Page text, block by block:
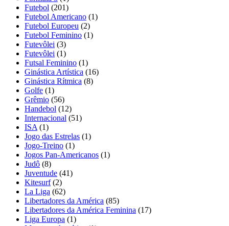
Futebol (201)
Futebol Americano (1)
Futebol Europeu (2)
Futebol Feminino (1)
Futevôlei (3)
Futevôlei (1)
Futsal Feminino (1)
Ginástica Artística (16)
Ginástica Rítmica (8)
Golfe (1)
Grêmio (56)
Handebol (12)
Internacional (51)
ISA (1)
Jogo das Estrelas (1)
Jogo-Treino (1)
Jogos Pan-Americanos (1)
Judô (8)
Juventude (41)
Kitesurf(2)
La Liga (62)
Libertadores da América (85)
Libertadores da América Feminina (17)
Liga Europa (1)